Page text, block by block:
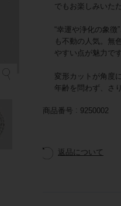
でもお楽しみいた
“幸運や浄化の象
も不動の人気。無
やすい点が魅力です
変形カットが角度
年齢を問わず、さ
商品番号 9250002
返品について